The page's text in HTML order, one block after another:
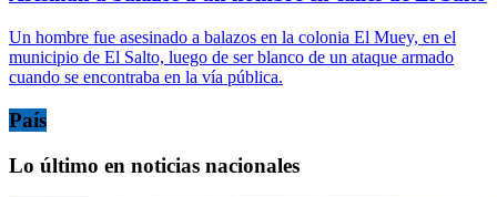
Un hombre fue asesinado a balazos en la colonia El Muey, en el
municipio de El Salto, luego de ser blanco de un ataque armado
cuando se encontraba en la vía pública.
País
Lo último en noticias nacionales